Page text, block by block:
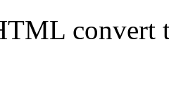
convert